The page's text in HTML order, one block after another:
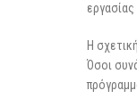
Η
Όσοι